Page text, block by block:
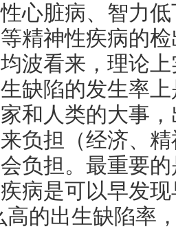
心脏病、智力
精神性疾病的
波看来，理论
缺陷的发生率
和人类的大事
负担（经济、
负担。最重要
病是可以早发
高的出生缺陷率